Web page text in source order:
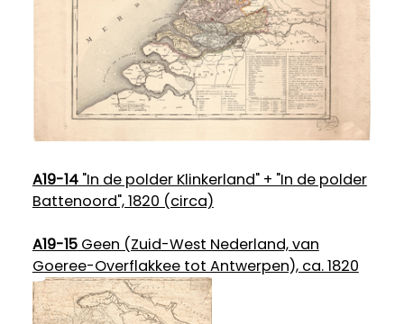
A19-14"In de polder Klinkerland" + "In de polder
Battenoord", 1820 (circa)
A19-15Geen (Zuid-West Nederland, van
Goeree-Overflakkee tot Antwerpen), ca. 1820